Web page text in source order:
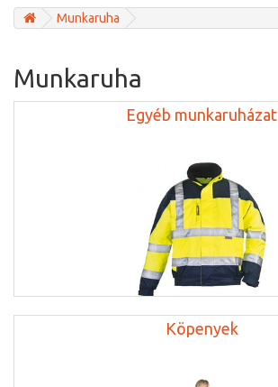
Munkaruha
Munkaruha
Egyéb munkaruházat
Köpenyek